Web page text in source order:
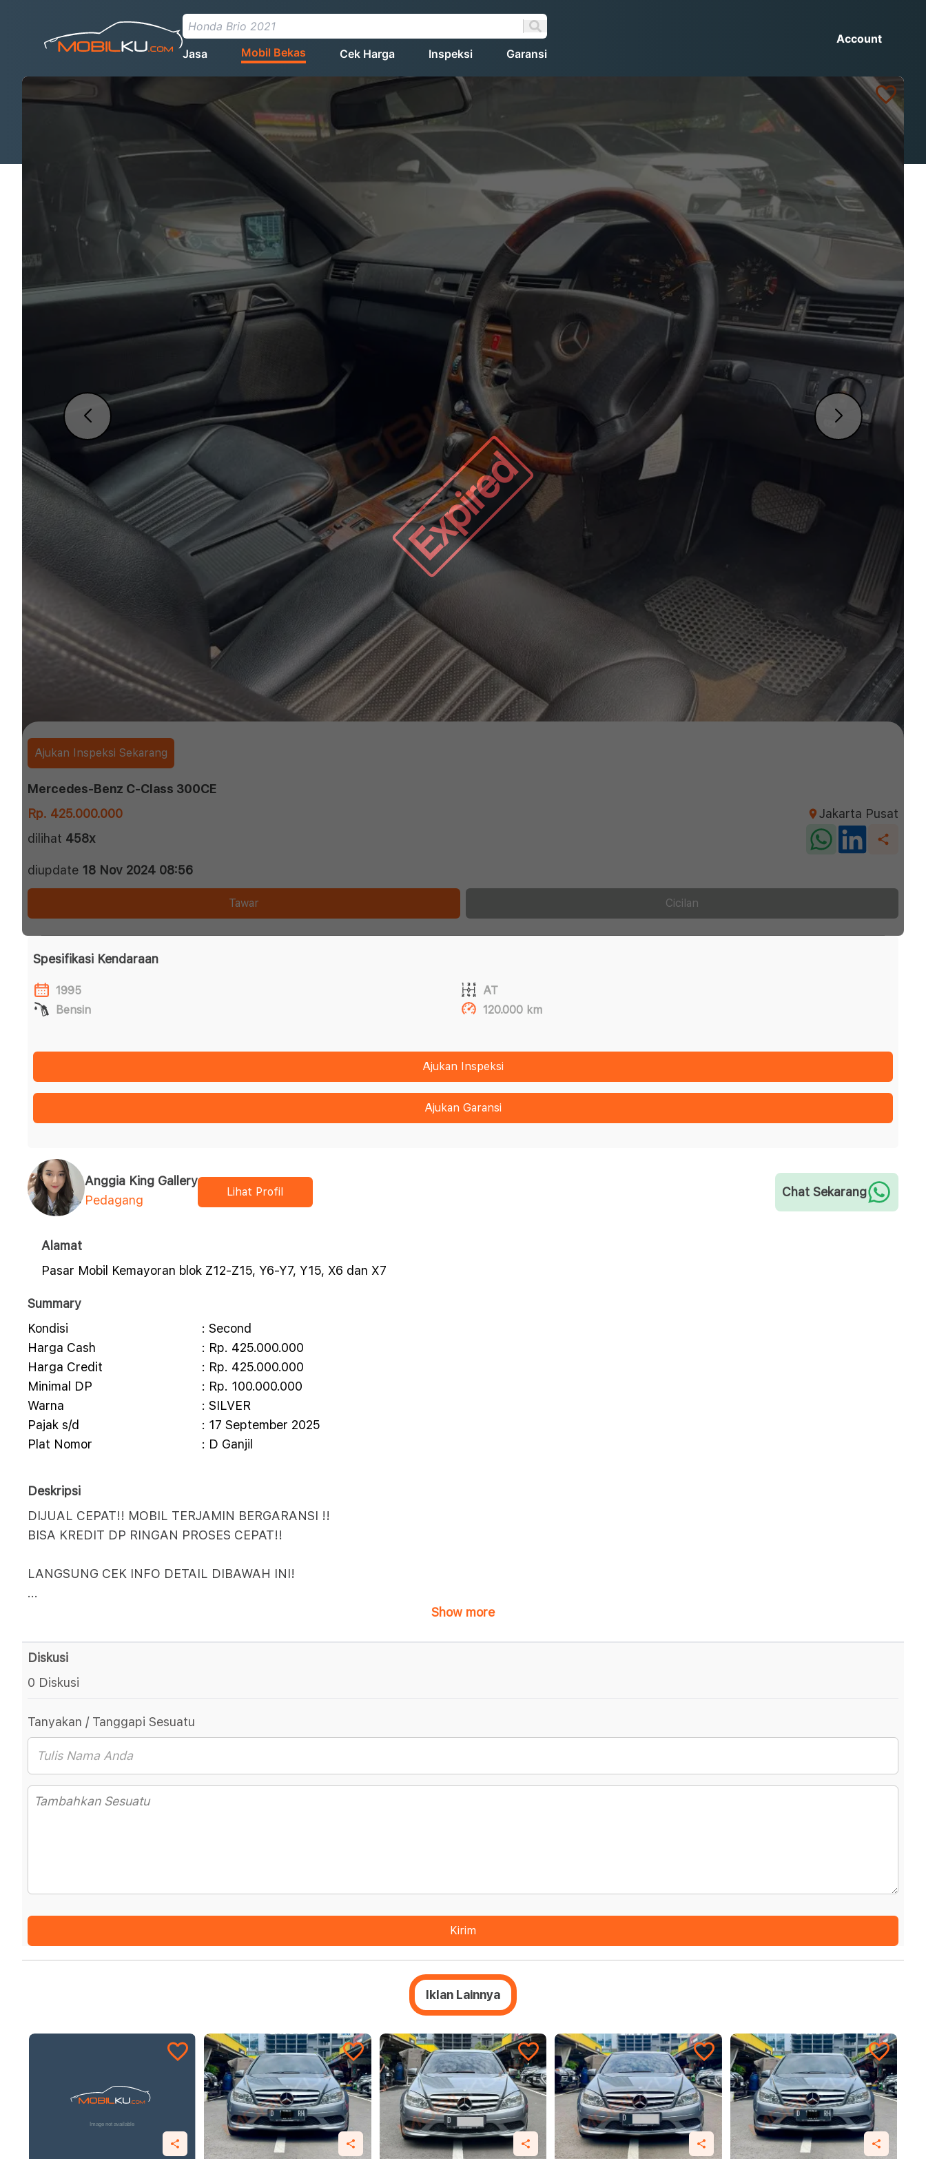
Jasa Mobil Bekas Cek Harga Inspeksi Garansi
Account
Expired
Ajukan Inspeksi Sekarang
Mercedes-Benz C-Class 300CE
Rp. 425.000.000
Jakarta Pusat
dilihat 458x
diupdate 18 Nov 2024 08:56
Tawar Cicilan
Spesifikasi Kendaraan
1995
AT
Bensin
120.000 km
Ajukan Inspeksi
Ajukan Garansi
Anggia King Gallery
Pedagang
Lihat Profil Chat Sekarang
Alamat
Pasar Mobil Kemayoran blok Z12-Z15, Y6-Y7, Y15, X6 dan X7
Summary
Kondisi
: Second
Harga Cash
: Rp. 425.000.000
Harga Credit
: Rp. 425.000.000
Minimal DP
: Rp. 100.000.000
Warna
: SILVER
Pajak s/d
: 17 September 2025
Plat Nomor
: D Ganjil
Deskripsi
DIJUAL CEPAT!! MOBIL TERJAMIN BERGARANSI !!
BISA KREDIT DP RINGAN PROSES CEPAT!!
LANGSUNG CEK INFO DETAIL DIBAWAH INI!
...
Show more
Diskusi
0 Diskusi
Tanyakan / Tanggapi Sesuatu
Kirim
Iklan Lainnya